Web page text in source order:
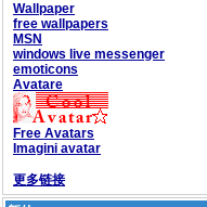
Wallpaper
free wallpapers
MSN
windows live messenger
emoticons
Avatare
Free Avatars
Imagini avatar
更多链接